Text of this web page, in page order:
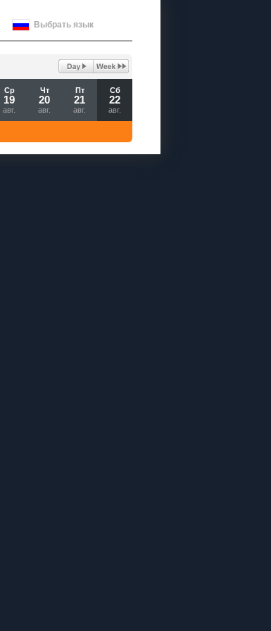
Выбрать язык
Ср
19
авг.
Чт
20
авг.
Пт
21
авг.
Сб
22
авг.